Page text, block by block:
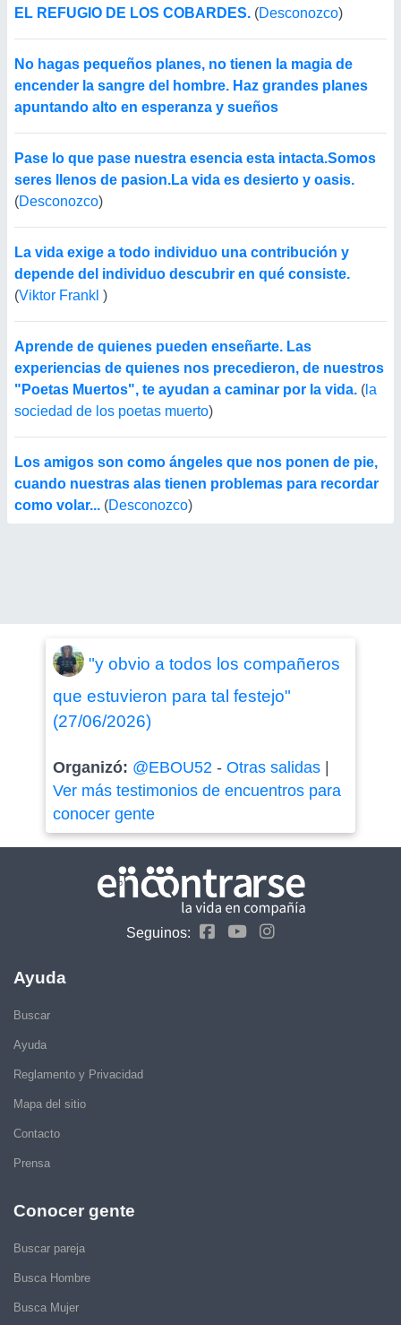
EL REFUGIO DE LOS COBARDES. (Desconozco)
No hagas pequeños planes, no tienen la magia de
encender la sangre del hombre. Haz grandes planes
apuntando alto en esperanza y sueños
Pase lo que pase nuestra esencia esta intacta.Somos
seres llenos de pasion.La vida es desierto y oasis.
(Desconozco)
La vida exige a todo individuo una contribución y
depende del individuo descubrir en qué consiste.
(Viktor Frankl )
Aprende de quienes pueden enseñarte. Las
experiencias de quienes nos precedieron, de nuestros
"Poetas Muertos", te ayudan a caminar por la vida. ( la
sociedad de los poetas muerto)
Los amigos son como ángeles que nos ponen de pie,
cuando nuestras alas tienen problemas para recordar
como volar... (Desconozco)
"y obvio a todos los compañeros
que estuvieron para tal festejo"
(27/06/2026)
Organizó: @EBOU52- Otras salidas|
Ver más testimonios de encuentros para
conocer gente
Seguinos:
Ayuda
Buscar
Ayuda
Reglamento y Privacidad
Mapa del sitio
Contacto
Prensa
Conocer gente
Buscar pareja
Busca Hombre
Busca Mujer